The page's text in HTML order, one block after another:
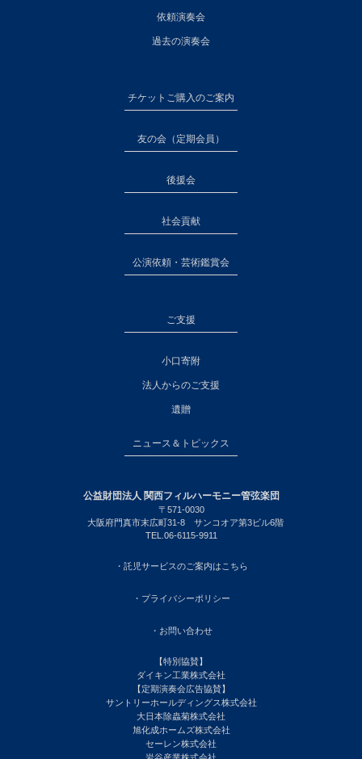
依頼演奏会
過去の演奏会
チケットご購入のご案内
友の会（定期会員）
後援会
社会貢献
公演依頼・芸術鑑賞会
ご支援
小口寄附
法人からのご支援
遺贈
ニュース＆トピックス
公益財団法人 関西フィルハーモニー管弦楽団
〒571-0030
大阪府門真市末広町31-8 サンコオア第3ビル6階
TEL.06-6115-9911
・託児サービスのご案内はこちら
・プライバシーポリシー
・お問い合わせ
【特別協賛】
ダイキン工業株式会社
【定期演奏会広告協賛】
サントリーホールディングス株式会社
大日本除蟲菊株式会社
旭化成ホームズ株式会社
セーレン株式会社